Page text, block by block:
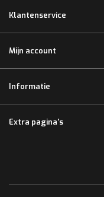
Klantenservice
Mijn account
Informatie
Extra pagina's